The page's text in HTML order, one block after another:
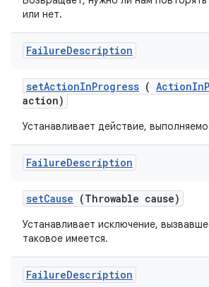
или нет.
FailureDescription
setActionInProgress ( ActionIn
action)
Устанавливает действие,
FailureDescription
setCause (Throwable cause)
Устанавливает исключение,
таковое имеется.
FailureDescription